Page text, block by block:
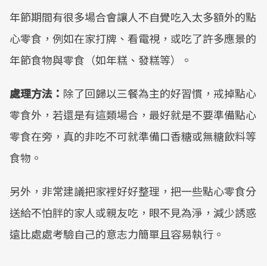
年節期間有很多場合會讓人不自覺吃入太多額外的點
心零食，例如在家打牌、看電視，或吃了許多應景的
年節食物與零食（如年糕、發糕等）。
處理方法： 除了回歸以三餐為主的好習慣，戒掉點心
零食外，若還是有這類場合，最好就是不要準備點心
零食在旁，真的非吃不可就準備口香糖或無糖飲料等
食物。
另外，非常建議把家裡好好整理，把一些點心零食分
送給不怕胖的家人或親友吃，眼不見為淨，減少誘惑
遠比處處考驗自己的意志力簡單且容易執行。